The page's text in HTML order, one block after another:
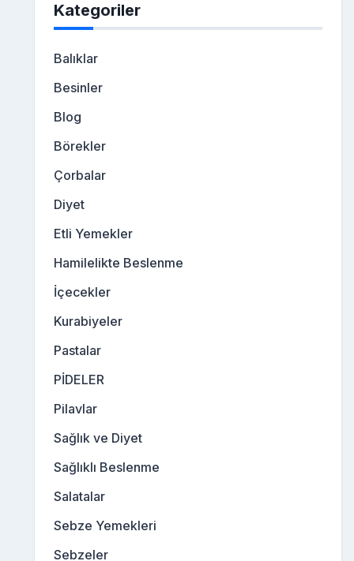
Kategoriler
Balıklar
Besinler
Blog
Börekler
Çorbalar
Diyet
Etli Yemekler
Hamilelikte Beslenme
İçecekler
Kurabiyeler
Pastalar
PİDELER
Pilavlar
Sağlık ve Diyet
Sağlıklı Beslenme
Salatalar
Sebze Yemekleri
Sebzeler